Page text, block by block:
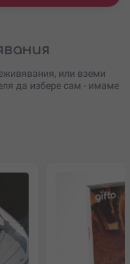
или вземи
да избере сам - имаме